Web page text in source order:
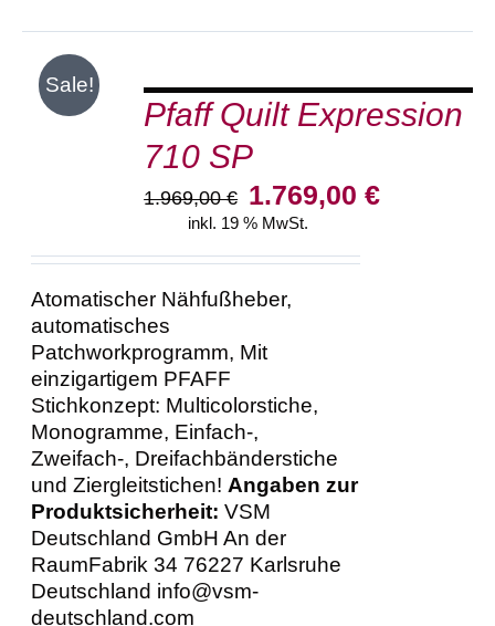
Sale!
IN
DEN
WARENKORBPfaff Quilt Expression
710 SP
1.969,00€ Ursprünglicher
Preis
1.969,00 €
1.769,00€Aktueller
inkl. 19 % MwSt.
Atomatischer Nähfußheber,
automatisches
Patchworkprogramm, Mit
einzigartigem PFAFF
Stichkonzept: Multicolorstiche,
Monogramme, Einfach-,
Zweifach-, Dreifachbänderstiche
und Ziergleitstichen!Angaben zur
Produktsicherheit: VSM
Deutschland GmbH An der
RaumFabrik 34 76227 Karlsruhe
Deutschland info@vsm-
deutschland.com